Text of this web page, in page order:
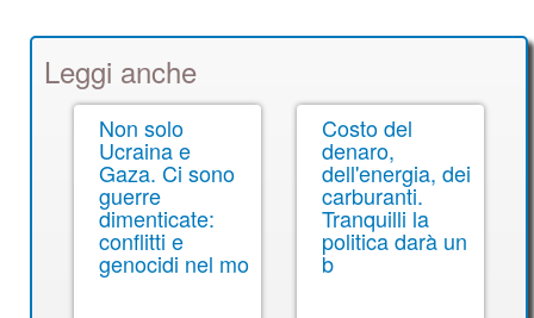
Leggi anche
Non solo
Ucraina e
Gaza. Ci sono
guerre
dimenticate:
conflitti e
genocidi nel mo
Costo del
denaro,
dell'energia, dei
carburanti.
Tranquilli la
politica darà un
b